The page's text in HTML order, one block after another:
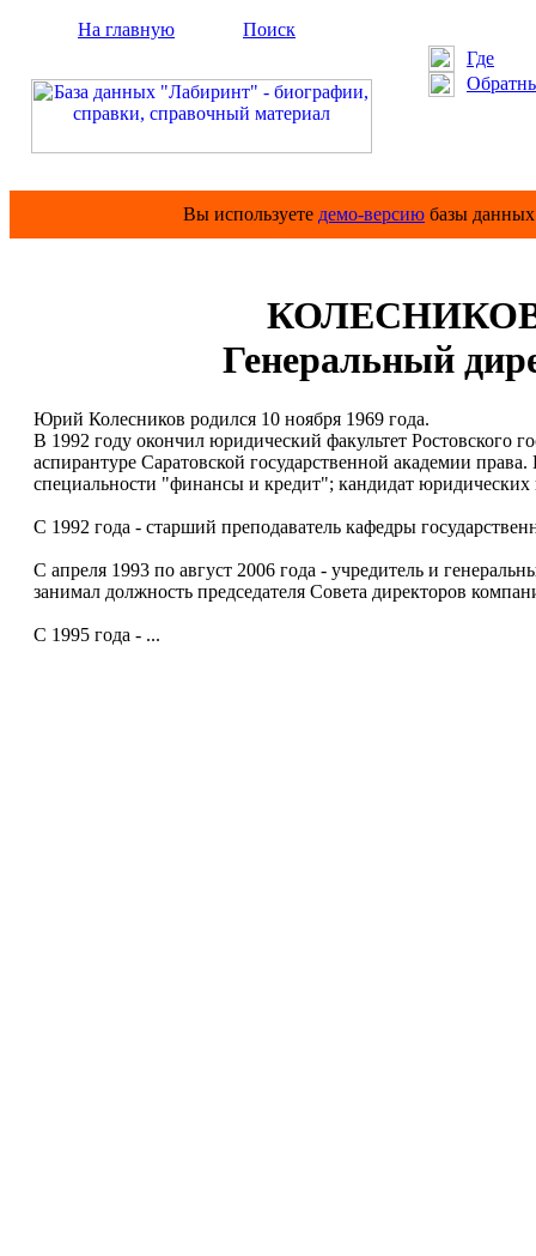
На главную
Поиск
Где
Вы используете демо-версию базы
КОЛЕСНИКОВ
Генеральный
Юрий Колесников родился 10 ноября 1969 года.
В 1992 году окончил юридический факультет Ростовского
аспирантуре Саратовской государственной академии
специальности "финансы и кредит"; кандидат юридических
С 1992 года - старший преподаватель кафедры
С апреля 1993 по август 2006 года - учредитель и
занимал должность председателя Совета директоров
С 1995 года - ...